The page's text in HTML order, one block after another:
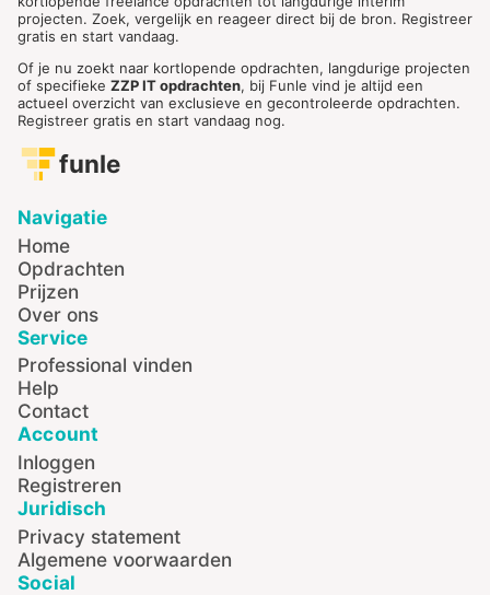
projecten. Zoek, vergelijk en reageer direct bij de bron. Registreer
gratis en start vandaag.
Of je nu zoekt naar kortlopende opdrachten, langdurige projecten
of specifieke ZZP IT opdrachten, bij Funle vind je altijd een
actueel overzicht van exclusieve en gecontroleerde opdrachten.
Registreer gratis en start vandaag nog.
funle
Navigatie
Home
Opdrachten
Prijzen
Over ons
Service
Professional vinden
Help
Contact
Account
Inloggen
Registreren
Juridisch
Privacy statement
Algemene voorwaarden
Social